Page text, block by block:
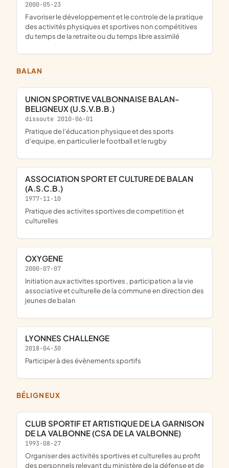
2000-05-23
favoriser le développement et le controle de la pratique
des activités physiques et sportives non compétitives
du temps de la retraite ou du temps libre assimilé
BALAN
UNION SPORTIVE VALBONNAISE BALAN-
BELIGNEUX (U.S.V.B.B.)
dissoute 2010-06-01
pratique de l'éducation physique et des sports
d'equipe, en particulier le football et le rugby
ASSOCIATION SPORT ET CULTURE DE BALAN
(A.S.C.B.)
1977-11-10
pratique des activites sportives de competition et
culturelles
OXYGENE
2000-07-07
initiation aux activites sportives , participation a la vie
associative et culturelle de la commune en direction des
jeunes de balan
LYONNES CHALLENGE
2018-04-30
participer à des évènements sportifs
BÉLIGNEUX
CLUB SPORTIF ET ARTISTIQUE DE LA GARNISON
DE LA VALBONNE (CSA DE LA VALBONNE)
1993-08-27
organiser des activités sportives et culturelles au profit
des personnels relevant du ministère de la défense et de